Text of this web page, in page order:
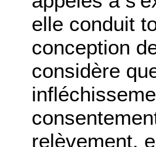
elle conduit
conception
considère
relèvement,